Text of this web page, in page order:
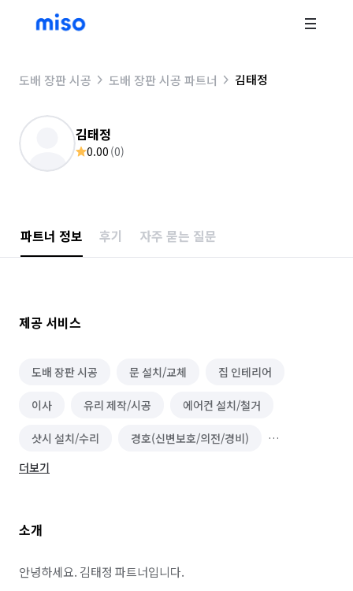
도배 장판 시공 도배 장판 시공 파트너 김태정
김태정
0.00 (0)
파트너 정보 후기 자주 묻는 질문
제공 서비스
도배 장판 시공 문 설치/교체 집 인테리어
이사 유리 제작/시공 에어컨 설치/철거
샷시 설치/수리 경호(신변보호/의전/경비)
용달/화물 운송
전기차 충전기 설치/수리
냉장고 설치 및 수리 에어커튼 설치
더보기
소개
안녕하세요. 김태정 파트너입니다.